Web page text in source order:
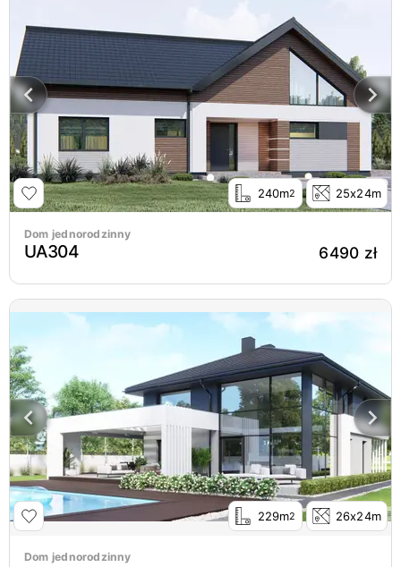
240m2 25x24m
Dom jednorodzinny
UA304 6490 zł
229m2 26x24m
Dom jednorodzinny